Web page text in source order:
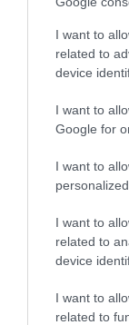
I want to
related to
device
I want to
Google for
I want to
I want to
related to
device
I want to
related to